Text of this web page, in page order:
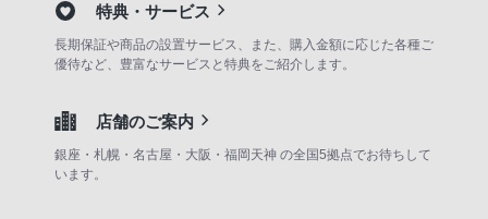
特典・サービス
長期保証や商品の設置サービス、また、購入金額に応じた各種ご
優待など、豊富なサービスと特典をご紹介します。
店舗のご案内
銀座・札幌・名古屋・大阪・福岡天神 の全国5拠点でお待ちして
います。